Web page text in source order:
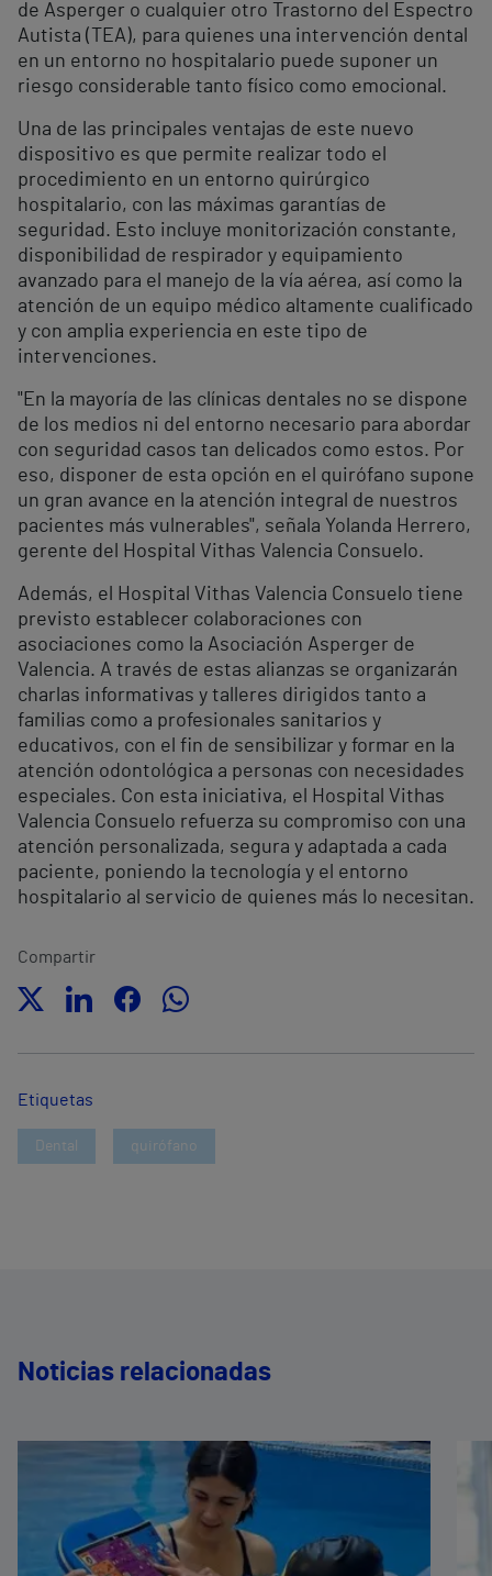
de Asperger o cualquier otro Trastorno del Espectro
Autista (TEA), para quienes una intervención dental
en un entorno no hospitalario puede suponer un
riesgo considerable tanto físico como emocional.
Una de las principales ventajas de este nuevo
dispositivo es que permite realizar todo el
procedimiento en un entorno quirúrgico
hospitalario, con las máximas garantías de
seguridad. Esto incluye monitorización constante,
disponibilidad de respirador y equipamiento
avanzado para el manejo de la vía aérea, así como la
atención de un equipo médico altamente cualificado
y con amplia experiencia en este tipo de
intervenciones.
"En la mayoría de las clínicas dentales no se dispone
de los medios ni del entorno necesario para abordar
con seguridad casos tan delicados como estos. Por
eso, disponer de esta opción en el quirófano supone
un gran avance en la atención integral de nuestros
pacientes más vulnerables", señala Yolanda Herrero,
gerente del Hospital Vithas Valencia Consuelo.
Además, el Hospital Vithas Valencia Consuelo tiene
previsto establecer colaboraciones con
asociaciones como la Asociación Asperger de
Valencia. A través de estas alianzas se organizarán
charlas informativas y talleres dirigidos tanto a
familias como a profesionales sanitarios y
educativos, con el fin de sensibilizar y formar en la
atención odontológica a personas con necesidades
especiales. Con esta iniciativa, el Hospital Vithas
Valencia Consuelo refuerza su compromiso con una
atención personalizada, segura y adaptada a cada
paciente, poniendo la tecnología y el entorno
hospitalario al servicio de quienes más lo necesitan.
Compartir
Etiquetas
Dental quirófano
Noticias relacionadas